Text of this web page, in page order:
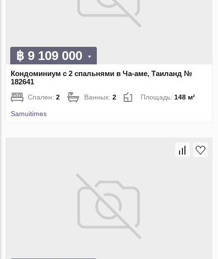
฿ 9 109 000
Кондоминиум с 2 спальнями в Ча-аме, Таиланд №
182641
Спален:2 Ванных:2 Площадь: 148 м²
Samuitimes